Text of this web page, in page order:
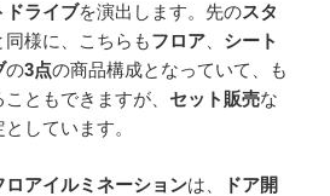
ドライブを演出します。先のスタ
同様に、こちらもフロア
シート
の3点の商品構成となっていて、も
ともできますが、 セット販売な
しています。
ロアイルミネーションは、
ドア開